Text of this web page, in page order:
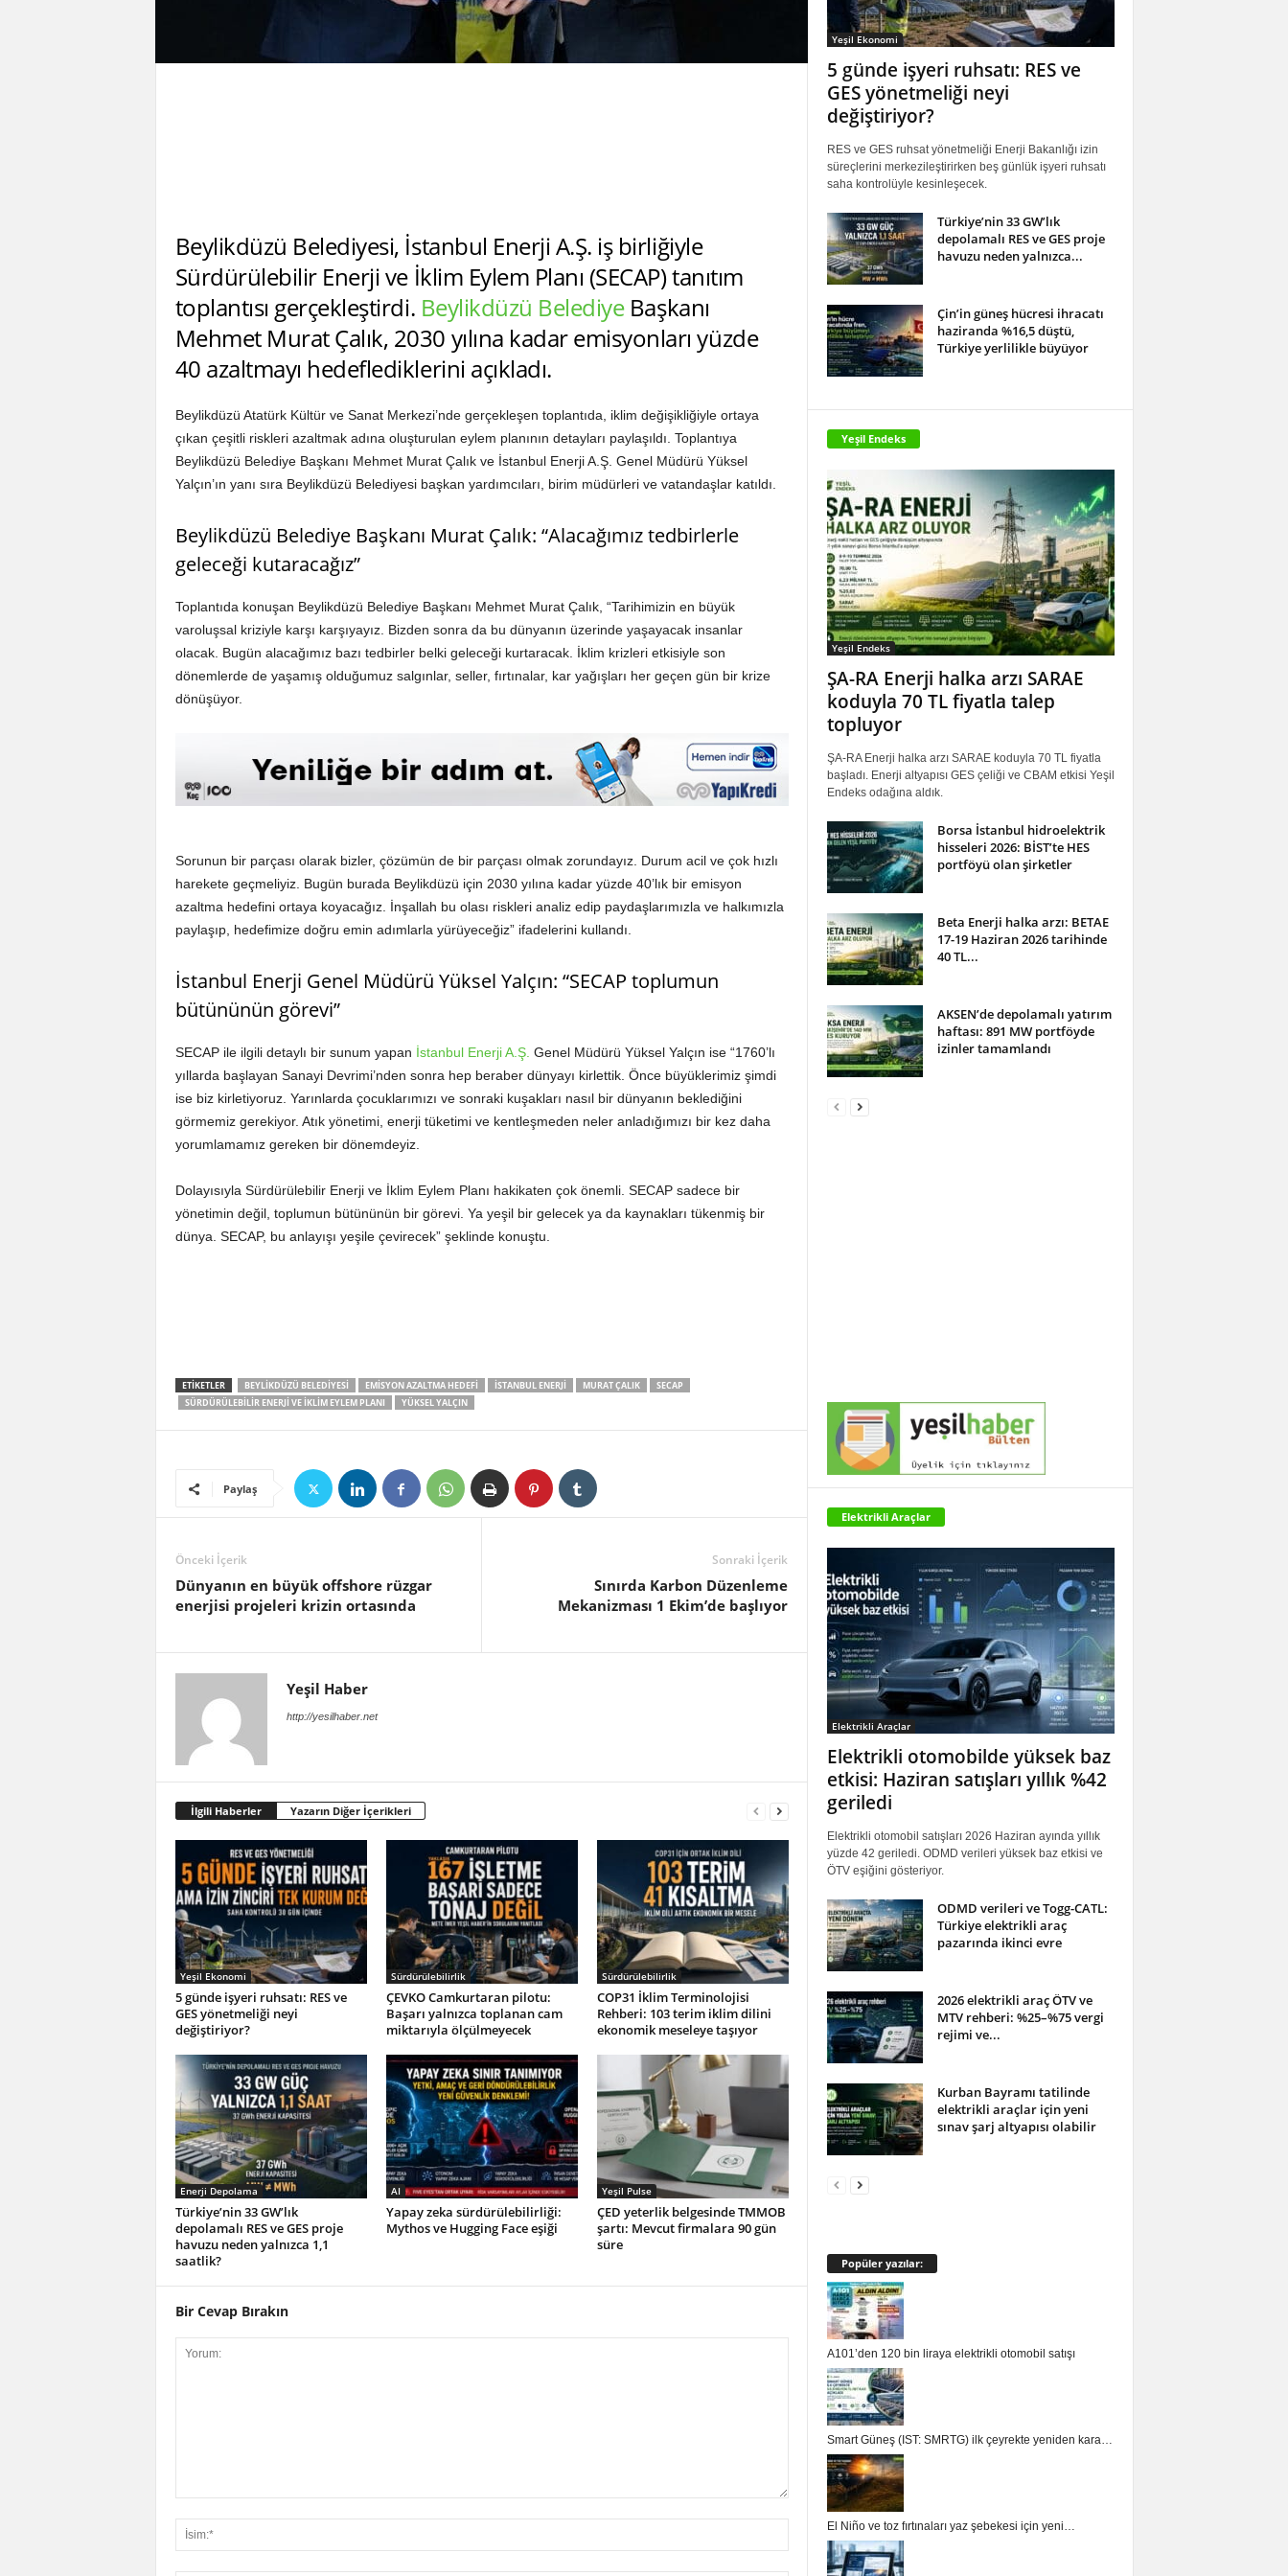
Beylikdüzü Belediyesi, İstanbul Enerji A.Ş. iş birliğiyle
Sürdürülebilir Enerji ve İklim Eylem Planı (SECAP) tanıtım
toplantısı gerçekleştirdi. Beylikdüzü BelediyeBaşkanı
Mehmet Murat Çalık, 2030 yılına kadar emisyonları yüzde
40 azaltmayı hedeflediklerini açıkladı.
Beylikdüzü Atatürk Kültür ve Sanat Merkezi’nde gerçekleşen toplantıda, iklim değişikliğiyle ortaya
çıkan çeşitli riskleri azaltmak adına oluşturulan eylem planının detayları paylaşıldı. Toplantıya
Beylikdüzü Belediye Başkanı Mehmet Murat Çalık ve İstanbul Enerji A.Ş. Genel Müdürü Yüksel
Yalçın’ın yanı sıra Beylikdüzü Belediyesi başkan yardımcıları, birim müdürleri ve vatandaşlar katıldı.
Beylikdüzü Belediye Başkanı Murat Çalık: “Alacağımız tedbirlerle
geleceği kutaracağız”
Toplantıda konuşan Beylikdüzü Belediye Başkanı Mehmet Murat Çalık, “Tarihimizin en büyük
varoluşsal kriziyle karşı karşıyayız. Bizden sonra da bu dünyanın üzerinde yaşayacak insanlar
olacak. Bugün alacağımız bazı tedbirler belki geleceği kurtaracak. İklim krizleri etkisiyle son
dönemlerde de yaşamış olduğumuz salgınlar, seller, fırtınalar, kar yağışları her geçen gün bir krize
dönüşüyor.
Sorunun bir parçası olarak bizler, çözümün de bir parçası olmak zorundayız. Durum acil ve çok hızlı
harekete geçmeliyiz. Bugün burada Beylikdüzü için 2030 yılına kadar yüzde 40’lık bir emisyon
azaltma hedefini ortaya koyacağız. İnşallah bu olası riskleri analiz edip paydaşlarımızla ve halkımızla
paylaşıp, hedefimize doğru emin adımlarla yürüyeceğiz” ifadelerini kullandı.
İstanbul Enerji Genel Müdürü Yüksel Yalçın: “SECAP toplumun
bütününün görevi”
SECAP ile ilgili detaylı bir sunum yapan İstanbul Enerji A.Ş. Genel Müdürü Yüksel Yalçın ise “1760’lı
yıllarda başlayan Sanayi Devrimi’nden sonra hep beraber dünyayı kirlettik. Önce büyüklerimiz şimdi
ise biz kirletiyoruz. Yarınlarda çocuklarımızı ve sonraki kuşakları nasıl bir dünyanın beklediğini
görmemiz gerekiyor. Atık yönetimi, enerji tüketimi ve kentleşmeden neler anladığımızı bir kez daha
yorumlamamız gereken bir dönemdeyiz.
Dolayısıyla Sürdürülebilir Enerji ve İklim Eylem Planı hakikaten çok önemli. SECAP sadece bir
yönetimin değil, toplumun bütününün bir görevi. Ya yeşil bir gelecek ya da kaynakları tükenmiş bir
dünya. SECAP, bu anlayışı yeşile çevirecek” şeklinde konuştu.
ETIKETLER BEYLIKDÜZÜ BELEDIYESI EMISYON AZALTMA HEDEFI İSTANBUL ENERJI MURAT ÇALIK
SECAP
SÜRDÜRÜLEBILIR ENERJI VE İKLIM EYLEM PLANI
YÜKSEL YALÇIN
Paylaş
Önceki İçerik
Dünyanın en büyük offshore rüzgar
enerjisi projeleri krizin ortasında
Sonraki İçerik
Sınırda Karbon Düzenleme
Mekanizması 1 Ekim’de başlıyor
Yeşil Haber
http://yesilhaber.net
İlgili Haberler Yazarın Diğer İçerikleri
Yeşil Ekonomi
5 günde işyeri ruhsatı: RES ve
GES yönetmeliği neyi
değiştiriyor?
Sürdürülebilirlik
ÇEVKO Camkurtaran pilotu:
Başarı yalnızca toplanan cam
miktarıyla ölçülmeyecek
Sürdürülebilirlik
COP31 İklim Terminolojisi
Rehberi: 103 terim iklim dilini
ekonomik meseleye taşıyor
Enerji Depolama
Türkiye’nin 33 GW’lık
depolamalı RES ve GES proje
havuzu neden yalnızca 1,1
saatlik?
AI
Yapay zeka sürdürülebilirliği:
Mythos ve Hugging Face eşiği
Yeşil Pulse
ÇED yeterlik belgesinde TMMOB
şartı: Mevcut firmalara 90 gün
süre
Bir Cevap Bırakın
Yeşil Ekonomi
5 günde işyeri ruhsatı: RES ve
GES yönetmeliği neyi
değiştiriyor?
RES ve GES ruhsat yönetmeliği Enerji Bakanlığı izin
süreçlerini merkezileştirirken beş günlük işyeri ruhsatı
saha kontrolüyle kesinleşecek.
Türkiye’nin 33 GW’lık
depolamalı RES ve GES proje
havuzu neden yalnızca...
Çin’in güneş hücresi ihracatı
haziranda %16,5 düştü,
Türkiye yerlilikle büyüyor
Yeşil Endeks
Yeşil Endeks
ŞA-RA Enerji halka arzı SARAE
koduyla 70 TL fiyatla talep
topluyor
ŞA-RA Enerji halka arzı SARAE koduyla 70 TL fiyatla
başladı. Enerji altyapısı GES çeliği ve CBAM etkisi Yeşil
Endeks odağına aldık.
Borsa İstanbul hidroelektrik
hisseleri 2026: BİST’te HES
portföyü olan şirketler
Beta Enerji halka arzı: BETAE
17-19 Haziran 2026 tarihinde
40 TL...
AKSEN’de depolamalı yatırım
haftası: 891 MW portföyde
izinler tamamlandı
Elektrikli Araçlar
Elektrikli Araçlar
Elektrikli otomobilde yüksek baz
etkisi: Haziran satışları yıllık %42
geriledi
Elektrikli otomobil satışları 2026 Haziran ayında yıllık
yüzde 42 geriledi. ODMD verileri yüksek baz etkisi ve
ÖTV eşiğini gösteriyor.
ODMD verileri ve Togg-CATL:
Türkiye elektrikli araç
pazarında ikinci evre
2026 elektrikli araç ÖTV ve
MTV rehberi: %25–%75 vergi
rejimi ve...
Kurban Bayramı tatilinde
elektrikli araçlar için yeni
sınav şarj altyapısı olabilir
Popüler yazılar:
A101’den 120 bin liraya elektrikli otomobil satışı
Smart Güneş (IST: SMRTG) ilk çeyrekte yeniden kara…
El Niño ve toz fırtınaları yaz şebekesi için yeni…